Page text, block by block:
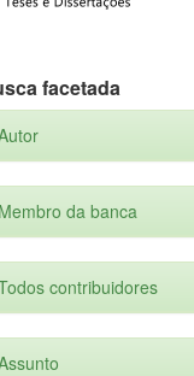
facetada
Membro da banca
contribuidores